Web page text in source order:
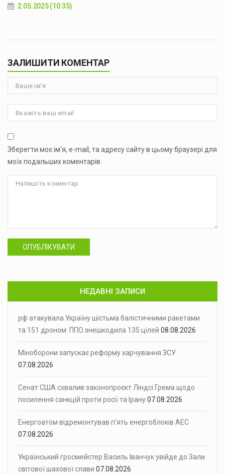
2.05.2025 (10:35)
ЗАЛИШИТИ КОМЕНТАР
Зберегти моє ім'я, e-mail, та адресу сайту в цьому браузері для
моїх подальших коментарів.
ОПУБЛІКУВАТИ
НЕДАВНІ ЗАПИСИ
рф атакувала Україну шістьма балістичними ракетами
та 151 дроном: ППО знешкодила 135 цілей 08.08.2026
Міноборони запускає реформу харчування ЗСУ
07.08.2026
Сенат США схвалив законопроєкт Ліндсі Грема щодо
посилення санкцій проти росії та Ірану07.08.2026
Енергоатом відремонтував п’ять енергоблоків АЕС
07.08.2026
Український гросмейстер Василь Іванчук увійде до Зали
світової шахової слави 07.08.2026